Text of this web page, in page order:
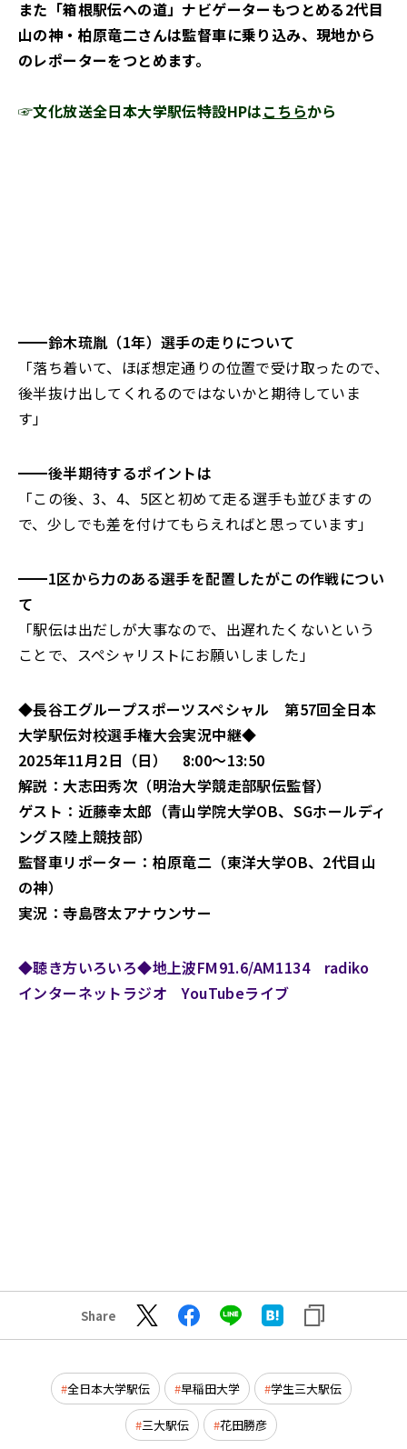
また「箱根駅伝への道」ナビゲーターもつとめる2代目
山の神・柏原竜二さんは監督車に乗り込み、現地から
のレポーターをつとめます。
☞文化放送全日本大学駅伝特設HPはこちらから
━━鈴⽊琉胤（1年）選手の走りについて
「落ち着いて、ほぼ想定通りの位置で受け取ったので、
後半抜け出してくれるのではないかと期待していま
す」
━━後半期待するポイントは
「この後、3、4、5区と初めて走る選手も並びますの
で、少しでも差を付けてもらえればと思っています」
━━1区から力のある選手を配置したがこの作戦につい
て
「駅伝は出だしが大事なので、出遅れたくないという
ことで、スペシャリストにお願いしました」
◆長谷工グループスポーツスペシャル 第57回全日本
大学駅伝対校選手権大会実況中継◆
2025年11月2日（日） 8:00～13:50
解説：大志田秀次（明治大学競走部駅伝監督）
ゲスト：近藤幸太郎（青山学院大学OB、SGホールディ
ングス陸上競技部）
監督車リポーター：柏原竜二（東洋大学OB、2代目山
の神）
実況：寺島啓太アナウンサー
◆聴き方いろいろ◆地上波FM91.6/AM1134 radiko
インターネットラジオ YouTubeライブ
Share
全日本大学駅伝 早稲田大学 学生三大駅伝
三大駅伝 花田勝彦